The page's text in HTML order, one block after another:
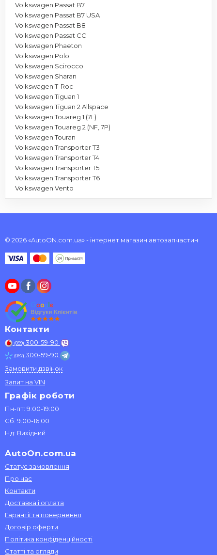
Volkswagen Passat B7
Volkswagen Passat B7 USA
Volkswagen Passat B8
Volkswagen Passat CC
Volkswagen Phaeton
Volkswagen Polo
Volkswagen Scirocco
Volkswagen Sharan
Volkswagen T-Roc
Volkswagen Tiguan 1
Volkswagen Tiguan 2 Allspace
Volkswagen Touareg 1 (7L)
Volkswagen Touareg 2 (NF, 7P)
Volkswagen Touran
Volkswagen Transporter T3
Volkswagen Transporter T4
Volkswagen Transporter T5
Volkswagen Transporter T6
Volkswagen Vento
© 2026 «AutoON.com.ua» - інтернет магазин автозапчастин
Контакти
(099) 300-59-90
(067) 300-59-90
Замовити дзвінок
Запит на VIN
Графік роботи
Пн-пт: 9:00-19:00
Сб: 9:00-16:00
Нд: Вихідний
AutoOn.com.ua
Статус замовлення
Про нас
Контакти
Доставка і оплата
Гарантії та повернення
Договір оферти
Політика конфіденційності
Статті та огляди